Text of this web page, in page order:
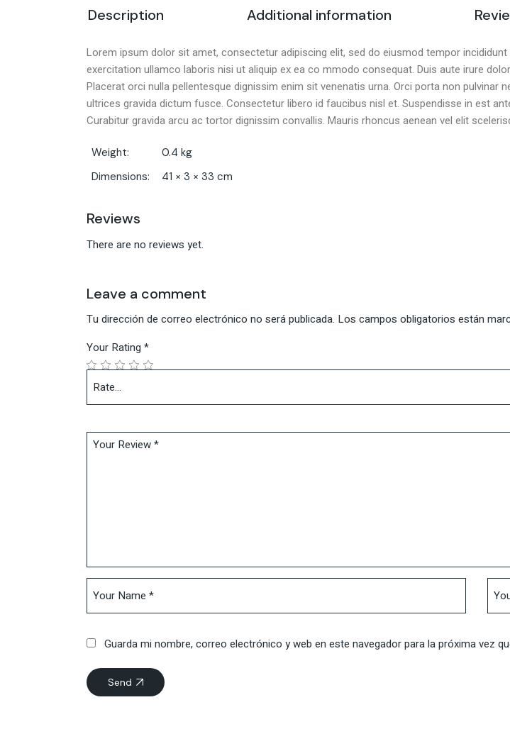
Description Additional information
Lorem ipsum dolor sit amet, consectetur adipiscing elit, sed do eiusmod tempor
exercitation ullamco laboris nisi ut aliquip ex ea co mmodo consequat. Duis aute irure
Placerat orci nulla pellentesque dignissim enim sit venenatis urna. Orci porta non
ultrices gravida dictum fusce. Consectetur libero id faucibus nisl et. Suspendisse in est
Curabitur gravida arcu ac tortor dignissim convallis. Mauris rhoncus aenean vel elit
Weight
0.4 kg
Dimensions
41 × 3 × 33 cm
Reviews
There are no reviews yet.
Leave a comment
Tu dirección de correo electrónico no será publicada. Los campos obligatorios están
Your Rating *
Guarda mi nombre, correo electrónico y web en este navegador para la próxima vez
Send